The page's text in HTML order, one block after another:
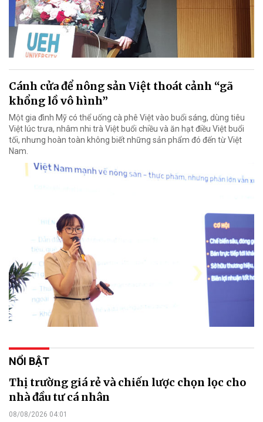
Cánh cửa để nông sản Việt thoát cảnh “gã
khổng lồ vô hình”
Một gia đình Mỹ có thể uống cà phê Việt vào buổi sáng, dùng tiêu
Việt lúc trưa, nhâm nhi trà Việt buổi chiều và ăn hạt điều Việt buổi
tối, nhưng hoàn toàn không biết những sản phẩm đó đến từ Việt
Nam.
NỔI BẬT
Thị trường giá rẻ và chiến lược chọn lọc cho
nhà đầu tư cá nhân
08/08/2026 04:01